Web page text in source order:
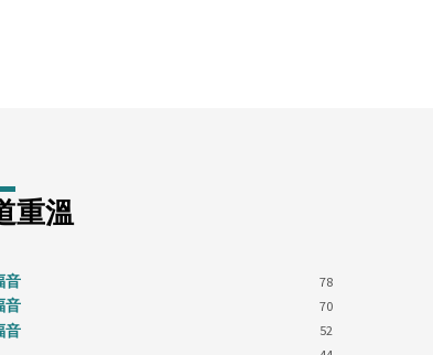
重溫
音 78
音 70
音 52